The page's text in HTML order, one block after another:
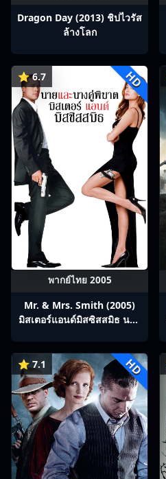
Dragon Day (2013) ชิปไวรัส
ล้างโลก
⭐ 6.7 HD
พากย์ไทย 2005
Mr. & Mrs. Smith (2005)
มิสเตอร์แอนด์มิสซิสสมิธ นาย
⭐ 7.1 HD